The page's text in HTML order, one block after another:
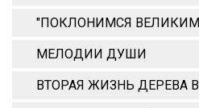
"ПОКЛОНИМСЯ ВЕЛИКИМ
МЕЛОДИИ ДУШИ
ВТОРАЯ ЖИЗНЬ ДЕРЕВА